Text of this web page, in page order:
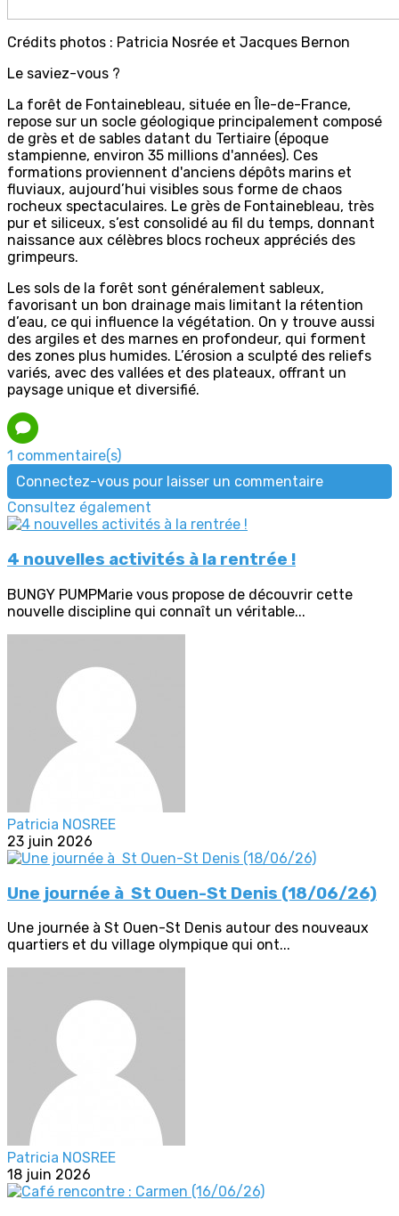
Crédits photos : Patricia Nosrée et Jacques Bernon
Le saviez-vous ?
La forêt de Fontainebleau, située en Île-de-France,
repose sur un socle géologique principalement composé
de grès et de sables datant du Tertiaire (époque
stampienne, environ 35 millions d'années). Ces
formations proviennent d'anciens dépôts marins et
fluviaux, aujourd’hui visibles sous forme de chaos
rocheux spectaculaires. Le grès de Fontainebleau, très
pur et siliceux, s’est consolidé au fil du temps, donnant
naissance aux célèbres blocs rocheux appréciés des
grimpeurs.
Les sols de la forêt sont généralement sableux,
favorisant un bon drainage mais limitant la rétention
d’eau, ce qui influence la végétation. On y trouve aussi
des argiles et des marnes en profondeur, qui forment
des zones plus humides. L’érosion a sculpté des reliefs
variés, avec des vallées et des plateaux, offrant un
paysage unique et diversifié.
1 commentaire(s)
Connectez-vous pour laisser un commentaire
Consultez également
4 nouvelles activités à la rentrée !
BUNGY PUMPMarie vous propose de découvrir cette
nouvelle discipline qui connaît un véritable...
Patricia NOSREE
23 juin 2026
Une journée à St Ouen-St Denis (18/06/26)
Une journée à St Ouen-St Denis autour des nouveaux
quartiers et du village olympique qui ont...
Patricia NOSREE
18 juin 2026